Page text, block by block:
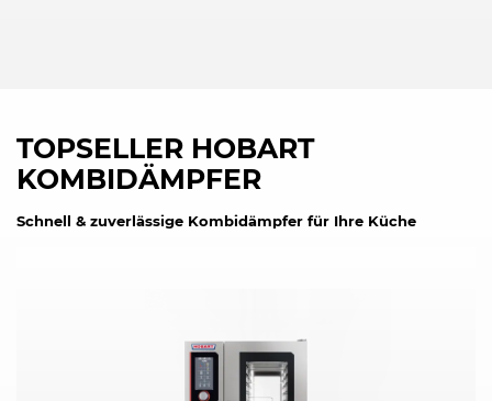
TOPSELLER HOBART
KOMBIDÄMPFER
Schnell & zuverlässige Kombidämpfer für Ihre Küche